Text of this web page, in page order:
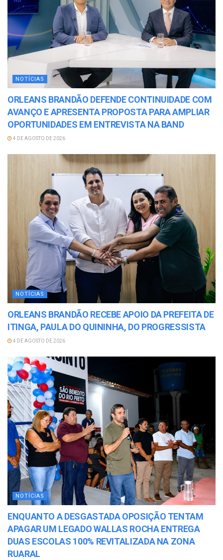
NOTÍCIAS
ORLEANS BRANDÃO DEFENDE CONTINUIDADE COM
AVANÇO E APRESENTA PROPOSTA PARA AMPLIAR
OPORTUNIDADES EM ENTREVISTA NA BAND
4 DE AGOSTO DE 2026
NOTÍCIAS
ORLEANS BRANDÃO RECEBE APOIO DA PREFEITA DE
ITINGA, PAULA DO QUININHA, DO PROGRESSISTA
4 DE AGOSTO DE 2026
NOTÍCIAS
ENQUANTO A DESGASTADA OPOSIÇÃO TENTAM
APAGAR UM LEGADO WALLAS ROCHA ENTREGA
DUAS ESCOLAS 100% REVITALIZADA NA ZONA
RUARAL